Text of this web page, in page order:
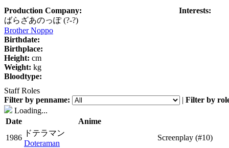
Production Company:
ばらざあのっぽ (?-?)
Brother Noppo
Birthdate:
Birthplace:
Height: cm
Weight: kg
Bloodtype:
Interests:
Staff Roles
Filter by penname:
| Filter by
Loading...
Date
Anime
1986
ドテラマン
Doteraman
Screenplay (#10)